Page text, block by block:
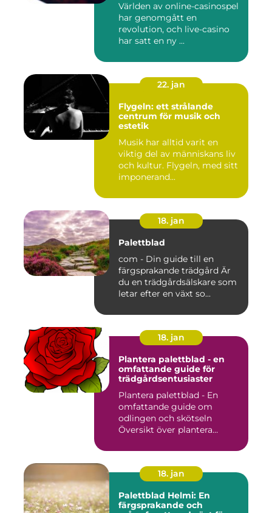
Världen av online-casinospel
har genomgått en
revolution, och live-casino
har satt en ny ...
22. jan
Flygeln: ett strålande
centrum för musik och
estetik
Musik har alltid varit en
viktig del av människans liv
och kultur. Flygeln, med sitt
imponerand...
18. jan
Palettblad
com - Din guide till en
färgsprakande trädgård Är
du en trädgårdsälskare som
letar efter en växt so...
18. jan
Plantera palettblad - en
omfattande guide för
trädgårdsentusiaster
Plantera palettblad - En
omfattande guide om
odlingen och skötseln
Översikt över plantera
18. jan
Palettblad Helmi: En
färgsprakande och